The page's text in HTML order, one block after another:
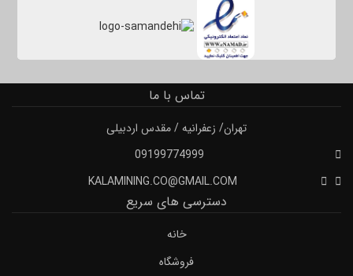
تماس با ما
تهران/ زعفرانیه / مقدس اردبیلی
09199774999
KALAMINING.CO@GMAIL.COM
دسترسی های سریع
خانه
فروشگاه